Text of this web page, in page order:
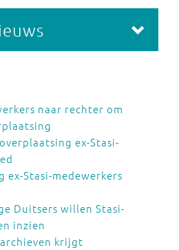
naar rechter om
ex-Stasi-
ex-Stasi-medewerkers
Duitsers willen Stasi-
inzien
krijgt